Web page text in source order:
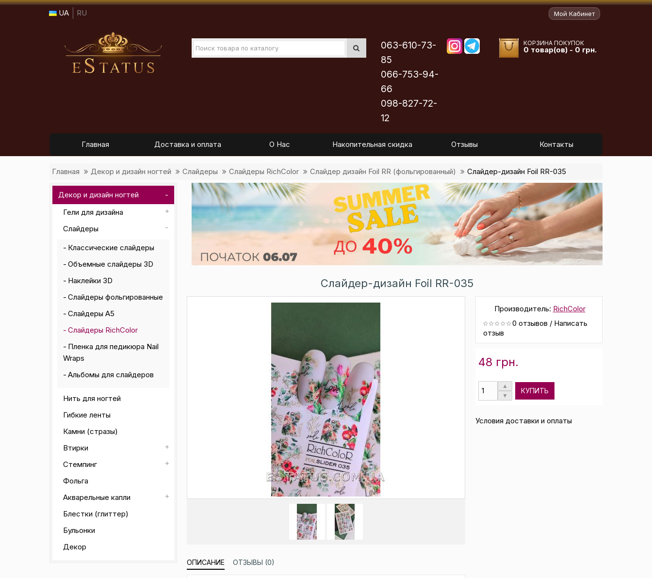
UA RU Мой Кабинет
063-610-73-
85
066-753-94-
66
098-827-72-
12
КОРЗИНА ПОКУПОК
0 товар(ов) - 0 грн.
Главная Доставка и оплата О Нас Накопительная скидка Отзывы Контакты
Главная Декор и дизайн ногтей Слайдеры Слайдеры RichColor Слайдер дизайн Foil RR (фольгированный) Слайдер-дизайн Foil RR-035
Декор и дизайн ногтей
Гели для дизайна
Слайдеры
Классические слайдеры
Объемные слайдеры 3D
Наклейки 3D
Слайдеры фольгированные
Слайдеры А5
Слайдеры RichColor
Пленка для педикюра Nail
Wraps
Альбомы для слайдеров
Нить для ногтей
Гибкие ленты
Камни (стразы)
Втирки
Стемпинг
Фольга
Акварельные капли
Блестки (глиттер)
Бульонки
Декор
Слайдер-дизайн Foil RR-035
ОПИСАНИЕ ОТЗЫВЫ (0)
Производитель: RichColor
0 отзывов / Написать
отзыв
48 грн.
КУПИТЬ
Условия доставки и оплаты